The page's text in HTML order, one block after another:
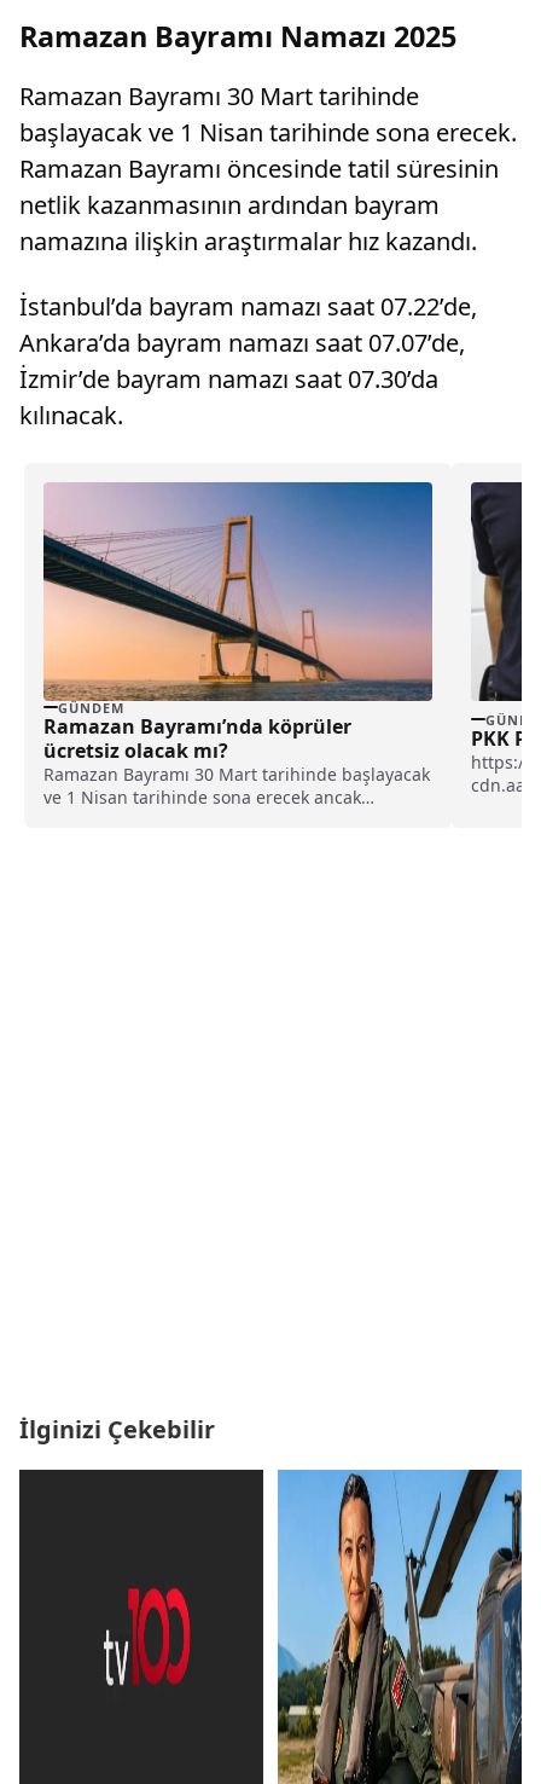
Ramazan Bayramı Namazı 2025
Ramazan Bayramı 30 Mart tarihinde
başlayacak ve 1 Nisan tarihinde sona erecek.
Ramazan Bayramı öncesinde tatil süresinin
netlik kazanmasının ardından bayram
namazına ilişkin araştırmalar hız kazandı.
İstanbul’da bayram namazı saat 07.22’de,
Ankara’da bayram namazı saat 07.07’de,
İzmir’de bayram namazı saat 07.30’da
kılınacak.
GÜNDEM
Ramazan Bayramı’nda köprüler
ücretsiz olacak mı?
Ramazan Bayramı 30 Mart tarihinde başlayacak
ve 1 Nisan tarihinde sona erecek ancak
PKK
https://
İlginizi Çekebilir